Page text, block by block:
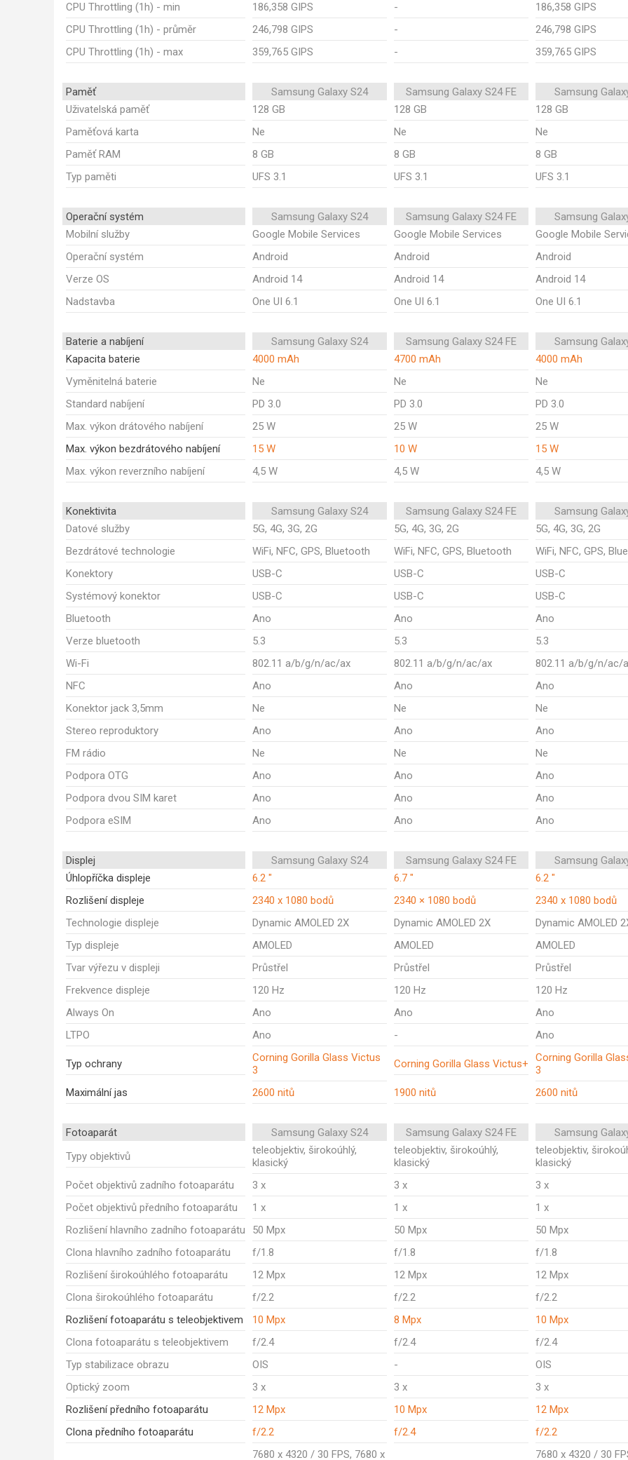
CPU Throttling (1h) - min
186,358 GIPS -
186,358 GIPS
CPU Throttling (1h) - průměr
246,798 GIPS -
246,798 GIPS
CPU Throttling (1h) - max
359,765 GIPS - 359,765 GIPS
Paměť Samsung Galaxy S24 Samsung Galaxy S24 FE
Samsung
Uživatelská paměť
128 GB 128 GB
128 GB
Paměťová karta
Ne Ne
Ne
Paměť RAM
8 GB 8 GB
8 GB
Typ paměti
UFS 3.1 UFS 3.1 UFS 3.1
Operační systém Samsung Galaxy S24 Samsung Galaxy S24 FE
Samsung
Mobilní služby
Google Mobile Services Google Mobile Services
Google Mobile
Operační systém
Android Android
Android
Verze OS
Android 14 Android 14
Android 14
Nadstavba
One UI 6.1 One UI 6.1 One UI 6.1
Baterie a nabíjení Samsung Galaxy S24 Samsung Galaxy S24 FE
Samsung
Kapacita baterie
4000 mAh 4700 mAh
4000 mAh
Vyměnitelná baterie
Ne Ne
Ne
Standard nabíjení
PD 3.0 PD 3.0
PD 3.0
Max. výkon drátového nabíjení
25 W 25 W
25 W
Max. výkon bezdrátového nabíjení
15 W 10 W
15 W
Max. výkon reverzního nabíjení
4,5 W 4,5 W 4,5 W
Konektivita Samsung Galaxy S24 Samsung Galaxy S24 FE
Samsung
Datové služby
5G, 4G, 3G, 2G 5G, 4G, 3G, 2G
5G, 4G, 3G, 2G
Bezdrátové technologie
WiFi, NFC, GPS, Bluetooth WiFi, NFC, GPS, Bluetooth
WiFi, NFC, GPS,
Konektory
USB-C USB-C
USB-C
Systémový konektor
USB-C USB-C
USB-C
Bluetooth
Ano Ano
Ano
Verze bluetooth
5.3 5.3
5.3
Wi-Fi
802.11 a/b/g/n/ac/ax 802.11 a/b/g/n/ac/ax
802.11 a/b/g/n/ac/
NFC
Ano Ano
Ano
Konektor jack 3,5mm
Ne Ne
Ne
Stereo reproduktory
Ano Ano
Ano
FM rádio
Ne Ne
Ne
Podpora OTG
Ano Ano
Ano
Podpora dvou SIM karet
Ano Ano
Ano
Podpora eSIM
Ano Ano Ano
Displej Samsung Galaxy S24 Samsung Galaxy S24 FE
Samsung
Úhlopříčka displeje
6.2 " 6.7 "
6.2 "
Rozlišení displeje
2340 x 1080 bodů 2340 × 1080 bodů
2340 x 1080 bodů
Technologie displeje
Dynamic AMOLED 2X Dynamic AMOLED 2X
Dynamic AMOLED
Typ displeje
AMOLED AMOLED
AMOLED
Tvar výřezu v displeji
Průstřel Průstřel
Průstřel
Frekvence displeje
120 Hz 120 Hz
120 Hz
Always On
Ano Ano
Ano
LTPO
Ano - Ano
Typ ochrany
Corning Gorilla Glass Victus
3
Corning Gorilla Glass Victus+
Corning Gorilla
3
Maximální jas
2600 nitů 1900 nitů 2600 nitů
Fotoaparát Samsung Galaxy S24 Samsung Galaxy S24 FE
Samsung
Typy objektivů
teleobjektiv, širokoúhlý,
klasický
teleobjektiv, širokoúhlý,
klasický
teleobjektiv,
klasický
Počet objektivů zadního fotoaparátu
3 x 3 x
3 x
Počet objektivů předního fotoaparátu
1 x 1 x
1 x
Rozlišení hlavního zadního fotoaparátu
50 Mpx 50 Mpx
50 Mpx
Clona hlavního zadního fotoaparátu
f/1.8 f/1.8
f/1.8
Rozlišení širokoúhlého fotoaparátu
12 Mpx 12 Mpx
12 Mpx
Clona širokoúhlého fotoaparátu
f/2.2 f/2.2
f/2.2
Rozlišení fotoaparátu s teleobjektivem
10 Mpx 8 Mpx
10 Mpx
Clona fotoaparátu s teleobjektivem
f/2.4 f/2.4
f/2.4
Typ stabilizace obrazu
OIS -
OIS
Optický zoom
3 x 3 x
3 x
Rozlišení předního fotoaparátu
12 Mpx 10 Mpx
12 Mpx
Clona předního fotoaparátu
f/2.2 f/2.4
f/2.2
7680 x 4320 / 30 FPS, 7680 x
7680 x 4320 / 30